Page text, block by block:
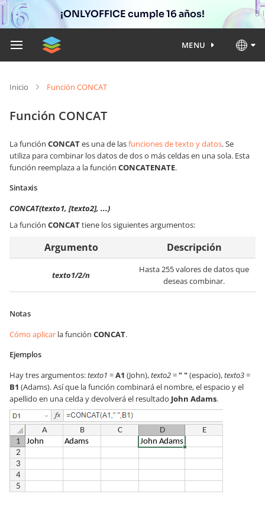
¡ONLYOFFICE cumple 16 años!
MENU
Inicio Función CONCAT
Función CONCAT
La función CONCATes una de lasfunciones de texto y datos. Se
utiliza para combinar los datos de dos o más celdas en una sola. Esta
función reemplaza a la función CONCATENATE.
Sintaxis
CONCAT(texto1, [texto2], ...)
La función CONCATtiene los siguientes argumentos:
Argumento Descripción
texto1/2/n
Hasta 255 valores de datos que
deseas combinar.
Notas
Cómo aplicar la función CONCAT.
Ejemplos
Hay tres argumentos:texto1 =A1 (John),texto2=" "(espacio),texto3=
B1 (Adams). Así que la función combinará el nombre, el espacio y el
apellido en una celda y devolverá el resultado John Adams.